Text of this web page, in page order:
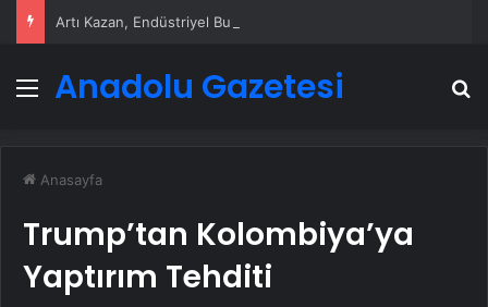
Menü
Anadolu Gazetesi
Anasayfa
Trump’tan Kolombiya’ya
Yaptırım Tehditi